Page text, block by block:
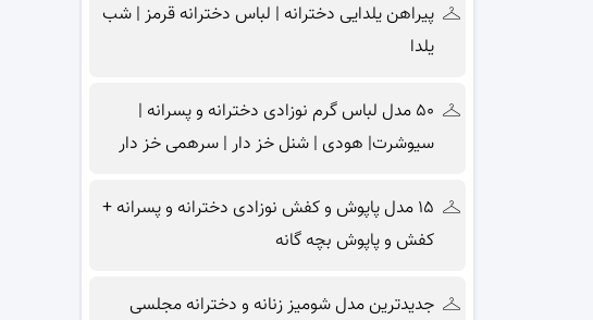
پیراهن یلدایی دخترانه | لباس دخترانه قرمز | شب
یلدا
۵۰ مدل لباس گرم نوزادی دخترانه و پسرانه |
سیوشرت| هودی | شنل خز دار | سرهمی خز دار
۱۵ مدل پاپوش و کفش نوزادی دخترانه و پسرانه +
کفش و پاپوش بچه گانه
جدیدترین مدل شومیز زنانه و دخترانه مجلسی